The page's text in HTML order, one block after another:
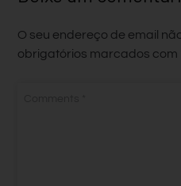
O seu endereço de email
obrigatórios marcados com